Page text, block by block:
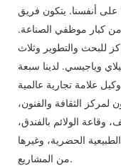
على أنفسنا. يتكون فريق
في الغالب من 6 إلى 21 عامًا من كبار موظفي الصناعة.
للبحث والتطوير وثلاث
وياجيسي. لدينا سبعة
مكاتب في الصين ولدينا أكثر من 2000 وكيل علامة تجارية عالمية
الثقافة والفنون،
وقاعة الولائم بالفندق،
الحضرية، وغيرها
من المشاريع.